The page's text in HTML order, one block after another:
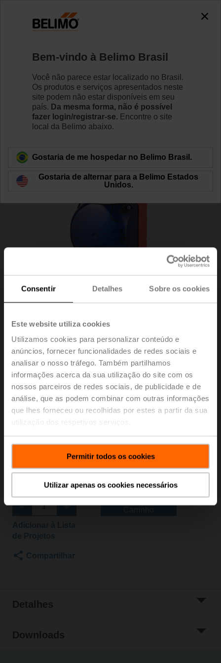
Consentir Detalhes Sobre os cookies
Este website utiliza cookies
Utilizamos cookies para personalizar conteúdo e
anúncios, fornecer funcionalidades de redes sociais e
analisar o nosso tráfego. Também partilhamos
informações acerca da sua utilização do site com os
nossos parceiros de redes sociais, de publicidade e de
análise, que as podem combinar com outras informações
que lhes forneceu ou recolhidas por estes a partir da sua
utilização dos respetivos serviços.
Permitir todos os cookies
Utilizar apenas os cookies necessários
EXT-AS-HS-BLU
Saiba Mais
Voltar para categoria de produto
EXT-AS-HS-BLU
Aviso sonoro e alarme estroboscópico externos, Azul,
15 cd, 6 padrões de luz estroboscópica, volume do
aviso sonoro: 108 dB, ajustável por potenciômetro, 32x
Entre em contato com seu representante de vendas
local para fazer o pedido.
Compartilhar
Detalhes
Downloads
Bem-vindo à Belimo Brasil
Você não parece estar localizado no Brasil.
Os produtos e serviços apresentados neste
site podem não estar disponíveis em seu
país. Da mesma forma, não é possível
fazer login/registrar-se. Encontre o site
local da Belimo abaixo.
Gostaria de me hospedar no Belimo Brasil.
Gostaria de alternar para a Belimo Estados
Unidos.